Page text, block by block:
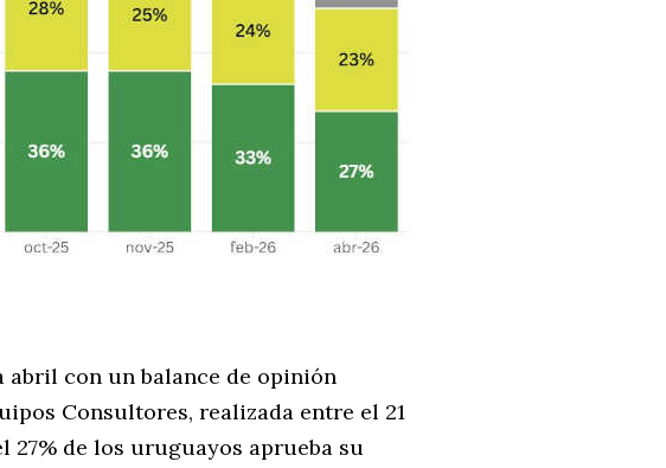
abril con un balance de opinión
Consultores, realizada entre el 21
27% de los uruguayos aprueba su